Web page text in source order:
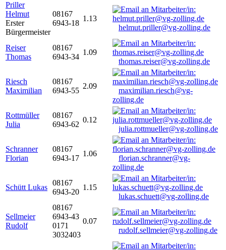
Priller
Helmut
Erster
Bürgermeister
08167
6943-18
1.13
helmut.priller@vg-zolling.de
Reiser
Thomas
08167
6943-34
1.09
thomas.reiser@vg-zolling.de
Riesch
Maximilian
08167
6943-55
2.09
maximilian.riesch@vg-
zolling.de
Rottmüller
Julia
08167
6943-62
0.12
julia.rottmueller@vg-zolling.de
Schranner
Florian
08167
6943-17
1.06
florian.schranner@vg-
zolling.de
Schütt Lukas
08167
6943-20
1.15
lukas.schuett@vg-zolling.de
Sellmeier
Rudolf
08167
6943-43
0171
3032403
0.07
rudolf.sellmeier@vg-zolling.de